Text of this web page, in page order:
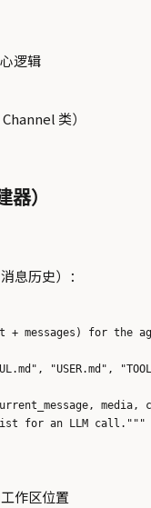
逻辑
类）
器）
息历史）：
+ messages) for the
"USER.md",
media,
作区位置